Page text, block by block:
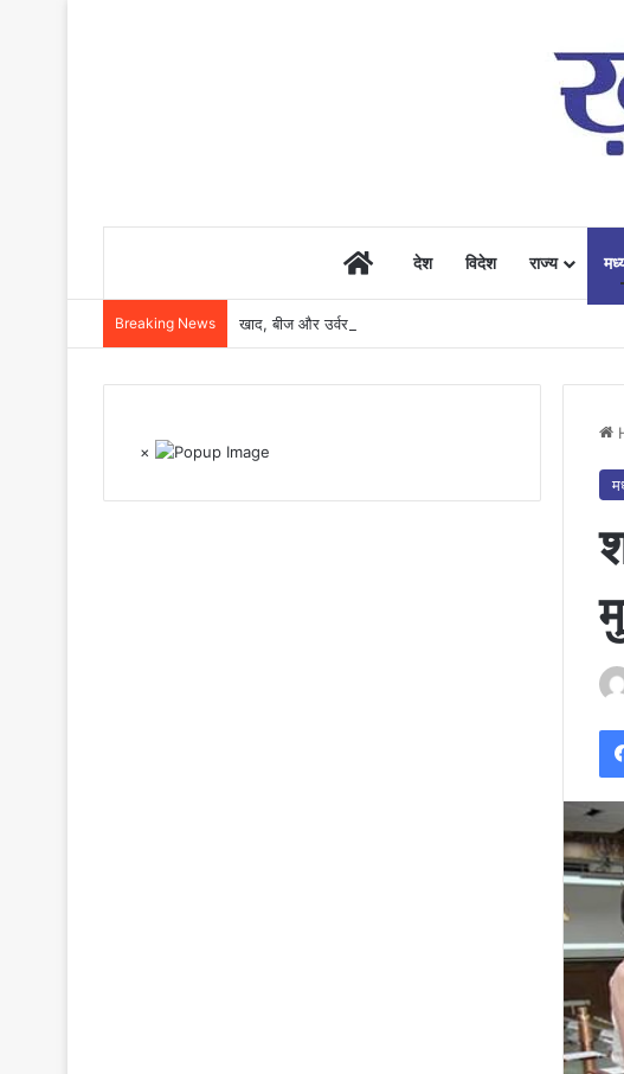
Homeदेश विदेश राज्य
Breaking News खाद, बीज और उर्वरकों की समय पर उपलब्धता से किसानों में उत्साह,
×